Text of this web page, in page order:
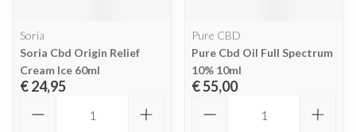
Soria
Soria Cbd Origin Relief
Cream Ice 60ml
€ 24,95
Pure CBD
Pure Cbd Oil Full Spectrum
10% 10ml
€ 55,00